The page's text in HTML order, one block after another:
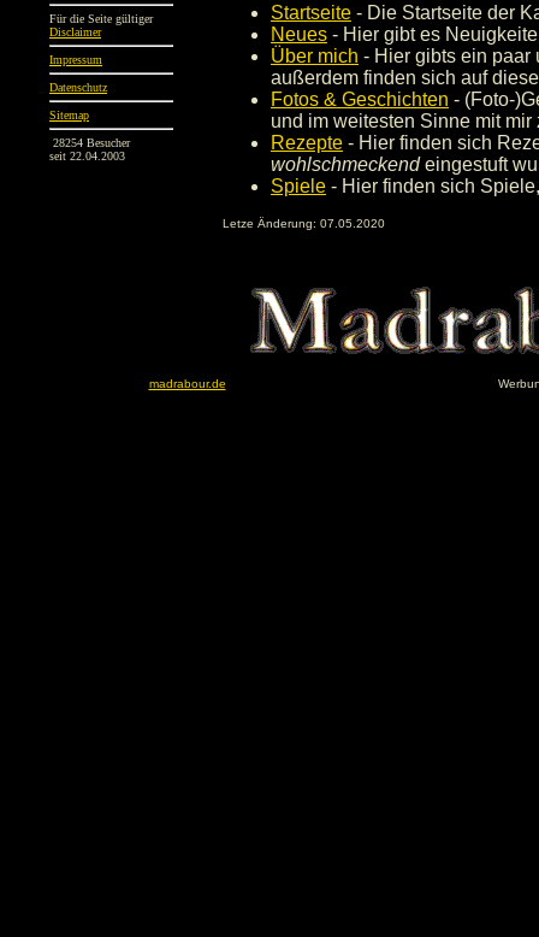
Für die Seite gültiger
Disclaimer
Impressum
Datenschutz
Sitemap
28254 Besucher
seit 22.04.2003
Startseite - Die Startseite der
Neues - Hier gibt es
Über mich - Hier gibts ein paar
außerdem finden sich auf
Fotos & Geschichten - (Foto-
und im weitesten Sinne mit mir
Rezepte - Hier finden sich
wohlschmeckendeingestuft
Spiele - Hier finden sich
Letze Änderung: 07.05.2020
madrabour.de